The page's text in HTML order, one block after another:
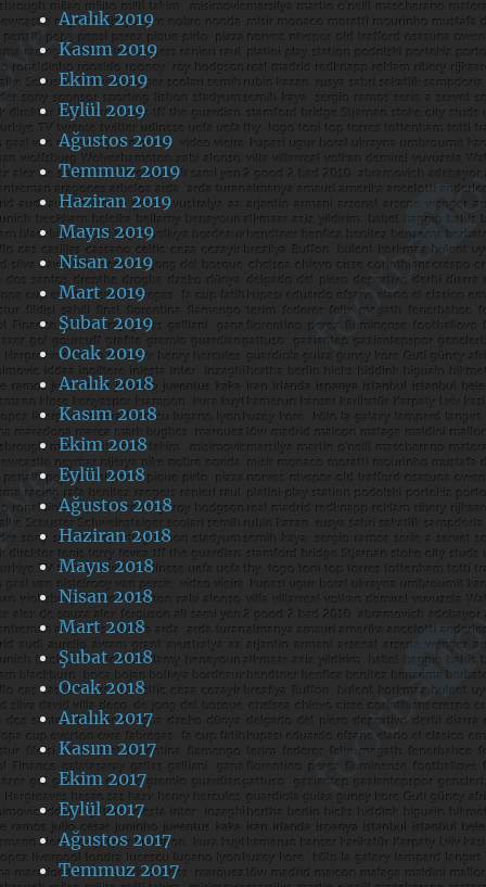
Aralık 2019
Kasım 2019
Ekim 2019
Eylül 2019
Ağustos 2019
Temmuz 2019
Haziran 2019
Mayıs 2019
Nisan 2019
Mart 2019
Şubat 2019
Ocak 2019
Aralık 2018
Kasım 2018
Ekim 2018
Eylül 2018
Ağustos 2018
Haziran 2018
Mayıs 2018
Nisan 2018
Mart 2018
Şubat 2018
Ocak 2018
Aralık 2017
Kasım 2017
Ekim 2017
Eylül 2017
Ağustos 2017
Temmuz 2017